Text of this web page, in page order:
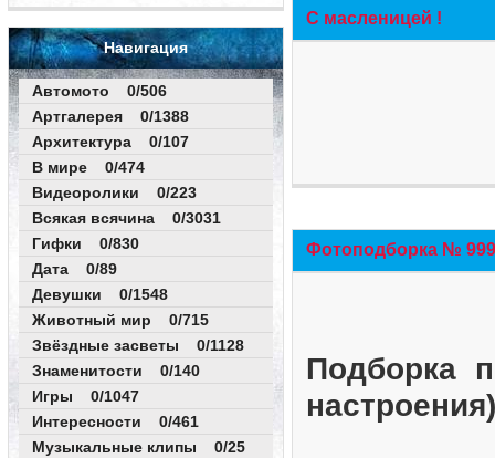
Навигация
Автомото 0/506
Артгалерея 0/1388
Архитектура 0/107
В мире 0/474
Видеоролики 0/223
Всякая всячина 0/3031
Гифки 0/830
Дата 0/89
Девушки 0/1548
Животный мир 0/715
Звёздные засветы 0/1128
Знаменитости 0/140
Игры 0/1047
Интересности 0/461
Музыкальные клипы 0/25
С масленицей !
Фотоподборка №
Подборка